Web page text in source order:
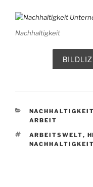
Nachhaltigkeit
KATEGORIEN
ARBEIT
SCHLAGWÖRTER
ARBEITSWELT,
NACHHALTIGKEIT